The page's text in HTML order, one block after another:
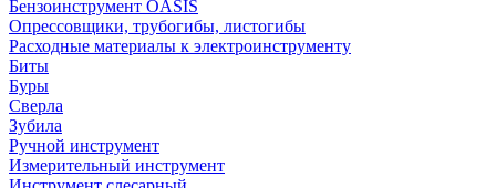
Бензоинструмент OASIS
Опрессовщики, трубогибы, листогибы
Расходные материалы к электроинструменту
Биты
Буры
Сверла
Зубила
Ручной инструмент
Измерительный инструмент